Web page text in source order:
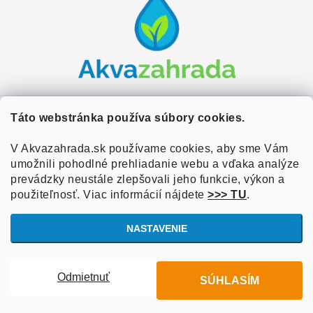
Táto webstránka používa súbory cookies.
V Akvazahrada.sk používame cookies, aby sme Vám
umožnili pohodlné prehliadanie webu a vďaka analýze
prevádzky neustále zlepšovali jeho funkcie, výkon a
použiteľnosť. Viac informácií nájdete >>> TU.
NASTAVENIE
Odmietnuť SÚHLASÍM
e
Zákaznícky servis
Doprava a platba
Obchodné podmienky
Ochrana osobných údajov
Informácie o súboroch cookies
Zásady používania súborov cookies
Užitočné informácie
O nás
Referencie
Overené zákazníkmi
Vytvoril Shoptet
. Všetky práva vyhradené.